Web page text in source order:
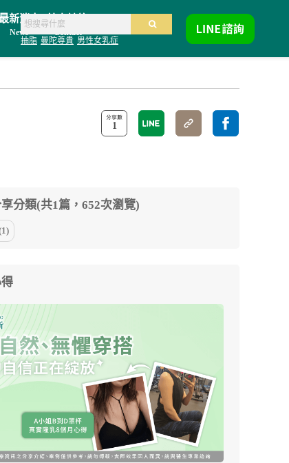
抽脂 曼陀尊貴 男性女乳症
新消息
News
線上諮詢
Contact
1
分類(共1篇，652次瀏覽)